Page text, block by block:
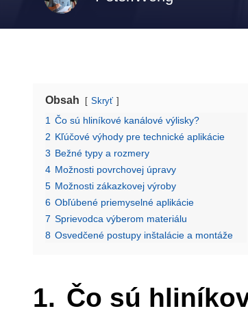
Obsah Skryť
1 Čo sú hliníkové kanálové výlisky?
2 Kľúčové výhody pre technické aplikácie
3 Bežné typy a rozmery
4 Možnosti povrchovej úpravy
5 Možnosti zákazkovej výroby
6 Obľúbené priemyselné aplikácie
7 Sprievodca výberom materiálu
8 Osvedčené postupy inštalácie a montáže
Čo sú